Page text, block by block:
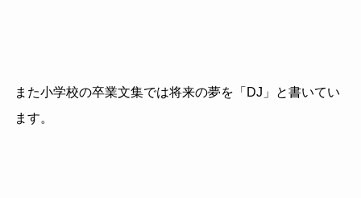
また小学校の卒業文集では将来の夢を「DJ」と書いてい
ます。